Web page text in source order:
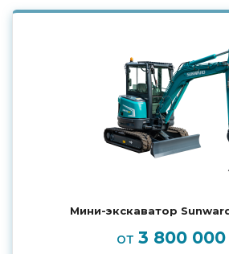
Мини-экскаватор
от 3 800